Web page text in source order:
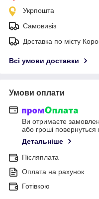
Укрпошта
Самовивіз
Доставка по місту
Всі умови доставки
Умови оплати
Ви отримаєте
або гроші повернуться
Детальніше
Післяплата
Оплата на рахунок
Готівкою